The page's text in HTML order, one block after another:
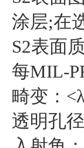
涂层;在
S2表面
每MIL-
畸变：
透明孔